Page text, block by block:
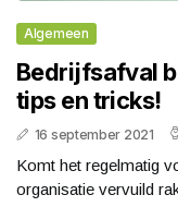
Algemeen
Bedrijfsafval
tips en tricks!
16 september 2021
Komt het regelmatig
organisatie vervuild